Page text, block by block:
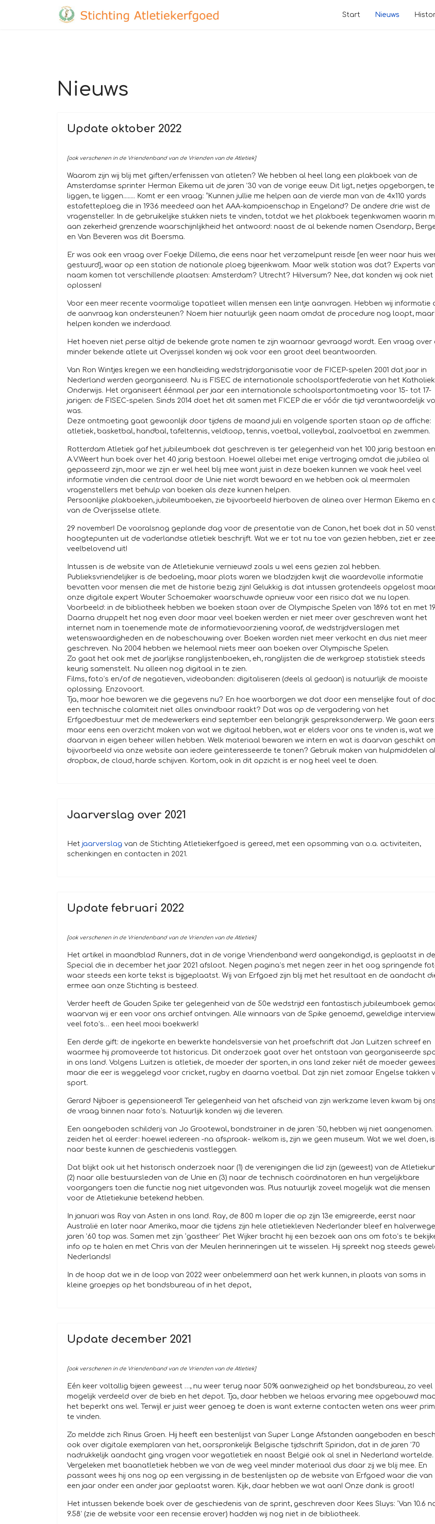
Start Nieuws
Nieuws
Update oktober 2022
[ook verschenen in de Vriendenband van de Vrienden van de Atletiek]
Waarom zijn wij blij met giften/erfenissen van atleten? We hebben al heel lang een plakboek van de
Amsterdamse sprinter Herman Eikema uit de jaren ’30 van de vorige eeuw. Dit ligt, netjes opgeborgen, te
liggen, te liggen........ Komt er een vraag: “Kunnen jullie me helpen aan de vierde man van de 4x110 yards
estafetteploeg die in 1936 meedeed aan het AAA-kampioenschap in Engeland? De andere drie wist de
vragensteller. In de gebruikelijke stukken niets te vinden, totdat we het plakboek tegenkwamen waarin
aan zekerheid grenzende waarschijnlijkheid het antwoord: naast de al bekende namen Osendarp,
en Van Beveren was dit Boersma.
Er was ook een vraag over Foekje Dillema, die eens naar het verzamelpunt reisde [en weer naar huis
gestuurd], waar op een station de nationale ploeg bijeenkwam. Maar welk station was dat? Experts van
naam komen tot verschillende plaatsen: Amsterdam? Utrecht? Hilversum? Nee, dat konden wij ook niet
oplossen!
Voor een meer recente voormalige topatleet willen mensen een lintje aanvragen. Hebben wij informatie
de aanvraag kan ondersteunen? Noem hier natuurlijk geen naam omdat de procedure nog loopt, maar
helpen konden we inderdaad.
Het hoeven niet perse altijd de bekende grote namen te zijn waarnaar gevraagd wordt. Een vraag over
minder bekende atlete uit Overijssel konden wij ook voor een groot deel beantwoorden.
Van Ron Wintjes kregen we een handleiding wedstrijdorganisatie voor de FICEP-spelen 2001 dat jaar in
Nederland werden georganiseerd. Nu is FISEC de internationale schoolsportfederatie van het Katholiek
Onderwijs. Het organiseert éénmaal per jaar een internationale schoolsportontmoeting voor 15- tot 17-
jarigen: de FISEC-spelen. Sinds 2014 doet het dit samen met FICEP die er vóór die tijd verantwoordelijk
was.
Deze ontmoeting gaat gewoonlijk door tijdens de maand juli en volgende sporten staan op de affiche:
atletiek, basketbal, handbal, tafeltennis, veldloop, tennis, voetbal, volleybal, zaalvoetbal en zwemmen.
Rotterdam Atletiek gaf het jubileumboek dat geschreven is ter gelegenheid van het 100 jarig bestaan en
A.V.Weert hun boek over het 40 jarig bestaan. Hoewel allebei met enige vertraging omdat die jubilea al
gepasseerd zijn, maar we zijn er wel heel blij mee want juist in deze boeken kunnen we vaak heel veel
informatie vinden die centraal door de Unie niet wordt bewaard en we hebben ook al meermalen
vragenstellers met behulp van boeken als deze kunnen helpen.
Persoonlijke plakboeken, jubileumboeken, zie bijvoorbeeld hierboven de alinea over Herman Eikema en
van de Overijsselse atlete.
29 november! De vooralsnog geplande dag voor de presentatie van de Canon, het boek dat in 50
hoogtepunten uit de vaderlandse atletiek beschrijft. Wat we er tot nu toe van gezien hebben, ziet er
veelbelovend uit!
Intussen is de website van de Atletiekunie vernieuwd zoals u wel eens gezien zal hebben.
Publieksvriendelijker is de bedoeling, maar plots waren we bladzijden kwijt die waardevolle informatie
bevatten voor mensen die met de historie bezig zijn! Gelukkig is dat intussen grotendeels opgelost
onze digitale expert Wouter Schoemaker waarschuwde opnieuw voor een risico dat we nu lopen.
Voorbeeld: in de bibliotheek hebben we boeken staan over de Olympische Spelen van 1896 tot en met
Daarna druppelt het nog even door maar veel boeken werden er niet meer over geschreven want het
internet nam in toenemende mate de informatievoorziening vooraf, de wedstrijdverslagen met
wetenswaardigheden en de nabeschouwing over. Boeken worden niet meer verkocht en dus niet meer
geschreven. Na 2004 hebben we helemaal niets meer aan boeken over Olympische Spelen.
Zo gaat het ook met de jaarlijkse ranglijstenboeken, eh, ranglijsten die de werkgroep statistiek steeds
keurig samenstelt. Nu alleen nog digitaal in te zien.
Films, foto’s en/of de negatieven, videobanden: digitaliseren (deels al gedaan) is natuurlijk de mooiste
oplossing. Enzovoort.
Tja, maar hoe bewaren we die gegevens nu? En hoe waarborgen we dat door een menselijke fout of
een technische calamiteit niet alles onvindbaar raakt? Dat was op de vergadering van het
Erfgoedbestuur met de medewerkers eind september een belangrijk gespreksonderwerp. We gaan
maar eens een overzicht maken van wat we digitaal hebben, wat er elders voor ons te vinden is, wat we
daarvan in eigen beheer willen hebben. Welk materiaal bewaren we intern en wat is daarvan geschikt
bijvoorbeeld via onze website aan iedere geïnteresseerde te tonen? Gebruik maken van hulpmiddelen
dropbox, de cloud, harde schijven. Kortom, ook in dit opzicht is er nog heel veel te doen.
Jaarverslag over 2021
Het jaarverslag van de Stichting Atletiekerfgoed is gereed, met een opsomming van o.a. activiteiten,
schenkingen en contacten in 2021.
Update februari 2022
[ook verschenen in de Vriendenband van de Vrienden van de Atletiek]
Het artikel in maandblad Runners, dat in de vorige Vriendenband werd aangekondigd, is geplaatst in de
Special die in december het jaar 2021 afsloot. Negen pagina’s met negen zeer in het oog springende
waar steeds een korte tekst is bijgeplaatst. Wij van Erfgoed zijn blij met het resultaat en de aandacht
ermee aan onze Stichting is besteed.
Verder heeft de Gouden Spike ter gelegenheid van de 50e wedstrijd een fantastisch jubileumboek
waarvan wij er een voor ons archief ontvingen. Alle winnaars van de Spike genoemd, geweldige
veel foto’s… een heel mooi boekwerk!
Een derde gift: de ingekorte en bewerkte handelsversie van het proefschrift dat Jan Luitzen schreef en
waarmee hij promoveerde tot historicus. Dit onderzoek gaat over het ontstaan van georganiseerde
in ons land. Volgens Luitzen is atletiek, de moeder der sporten, in ons land zeker niét de moeder
maar die eer is weggelegd voor cricket, rugby en daarna voetbal. Dat zijn niet zomaar Engelse takken
sport.
Gerard Nijboer is gepensioneerd! Ter gelegenheid van het afscheid van zijn werkzame leven kwam bij
de vraag binnen naar foto’s. Natuurlijk konden wij die leveren.
Een aangeboden schilderij van Jo Grootewal, bondstrainer in de jaren ’50, hebben wij niet aangenomen.
zeiden het al eerder: hoewel iedereen -na afspraak- welkom is, zijn we geen museum. Wat we wel doen, is
naar beste kunnen de geschiedenis vastleggen.
Dat blijkt ook uit het historisch onderzoek naar (1) de verenigingen die lid zijn (geweest) van de
(2) naar alle bestuursleden van de Unie en (3) naar de technisch coördinatoren en hun vergelijkbare
voorgangers toen die functie nog niet uitgevonden was. Plus natuurlijk zoveel mogelijk wat die mensen
voor de Atletiekunie betekend hebben.
In januari was Ray van Asten in ons land. Ray, de 800 m loper die op zijn 13e emigreerde, eerst naar
Australië en later naar Amerika, maar die tijdens zijn hele atletiekleven Nederlander bleef en
jaren ’60 top was. Samen met zijn ‘gastheer’ Piet Wijker bracht hij een bezoek aan ons om foto’s te
info op te halen en met Chris van der Meulen herinneringen uit te wisselen. Hij spreekt nog steeds
Nederlands!
In de hoop dat we in de loop van 2022 weer onbelemmerd aan het werk kunnen, in plaats van soms in
kleine groepjes op het bondsbureau of in het depot,
Update december 2021
[ook verschenen in de Vriendenband van de Vrienden van de Atletiek]
Eén keer voltallig bijeen geweest …, nu weer terug naar 50% aanwezigheid op het bondsbureau, zo veel
mogelijk verdeeld over de bieb en het depot. Tja, daar hebben we helaas ervaring mee opgebouwd
het beperkt ons wel. Terwijl er juist weer genoeg te doen is want externe contacten weten ons weer
te vinden.
Zo meldde zich Rinus Groen. Hij heeft een bestenlijst van Super Lange Afstanden aangeboden en
ook over digitale exemplaren van het, oorspronkelijk Belgische tijdschrift Spiridon, dat in de jaren ’70
nadrukkelijk aandacht ging vragen voor wegatletiek en naast België ook al snel in Nederland wortelde.
Vergeleken met baanatletiek hebben we van de weg veel minder materiaal dus daar zij we blij mee. En
passant wees hij ons nog op een vergissing in de bestenlijsten op de website van Erfgoed waar die van
een jaar onder een ander jaar geplaatst waren. Kijk, daar hebben we wat aan! Onze dank is groot!
Het intussen bekende boek over de geschiedenis van de sprint, geschreven door Kees Sluys: ‘Van 10.6
9.58’ (zie de website voor een recensie erover) hadden wij nog niet in de bibliotheek.